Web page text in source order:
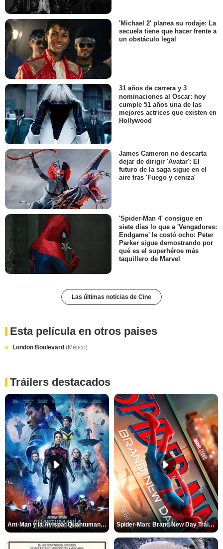
'Michael 2' planea su rodaje: La
secuela tiene que hacer frente a
un obstáculo legal
31 años de carrera y 3
nominaciones al Oscar: hoy
cumple 51 años una de las
mejores actrices que existen en
Hollywood
James Cameron no descarta
dejar de dirigir 'Avatar': El
futuro de la saga sigue en el
aire tras 'Fuego y ceniza'
'Spider-Man 4' consigue en
siete días lo que a 'Vengadores:
Endgame' le costó ocho: Peter
Parker sigue demostrando por
qué es el superhéroe más
taquillero de Marvel
Las últimas noticias de Cine
Esta película en otros paises
London Boulevard (Méjico)
Tráilers destacados
Ant-Man y la Avispa: Quantumanía Tráiler (2) Spider-Man: Brand New Day Tráiler (3)